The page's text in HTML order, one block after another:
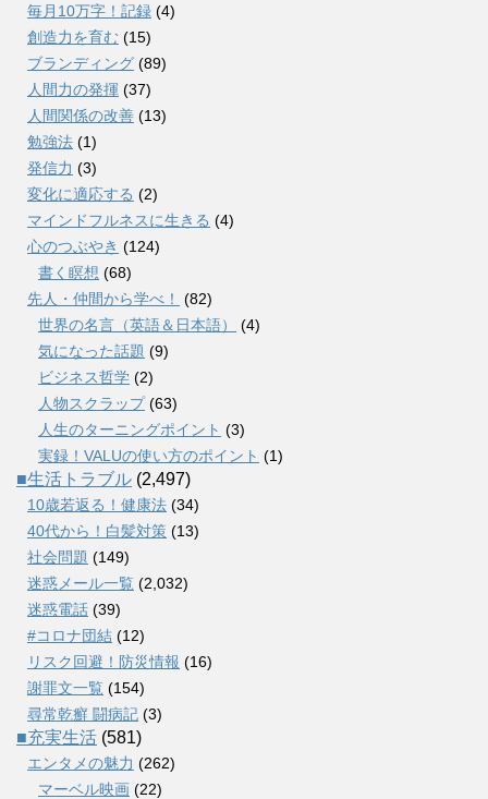
毎月10万字！記録 (4)
創造力を育む (15)
ブランディング (89)
人間力の発揮 (37)
人間関係の改善 (13)
勉強法 (1)
発信力 (3)
変化に適応する (2)
マインドフルネスに生きる (4)
心のつぶやき (124)
書く瞑想 (68)
先人・仲間から学べ！
(82)
世界の名言（英語＆日本語）
(4)
気になった話題 (9)
ビジネス哲学 (2)
人物スクラップ(63)
人生のターニングポイント (3)
実録！VALUの使い方のポイント (1)
■生活トラブル (2,497)
10歳若返る！健康法 (34)
40代から！白髪対策 (13)
社会問題 (149)
迷惑メール一覧 (2,032)
迷惑電話 (39)
#コロナ団結 (12)
リスク回避！防災情報 (16)
謝罪文一覧 (154)
尋常乾癬 闘病記 (3)
■充実生活 (581)
エンタメの魅力 (262)
マーベル映画 (22)